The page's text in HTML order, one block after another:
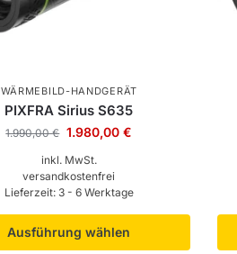
WÄRMEBILD-HANDGERÄT
PIXFRA Sirius S635
1.990,00€ 1.980,00€
inkl. MwSt.
versandkostenfrei
Lieferzeit: 3 - 6 Werktage
Ausführung wählen